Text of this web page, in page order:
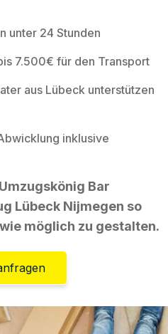
unter 24 Stunden
7.500€ für den Transport
aus Lübeck unterstützen
inklusive
Bar
Lübeck Nijmegen so
möglich zu gestalten.